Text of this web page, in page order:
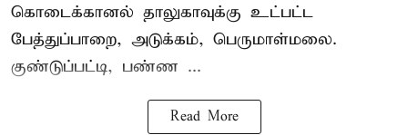
கொடைக்கானல் தாலுகாவுக்கு உட்பட்ட
பேத்துப்பாறை, அடுக்கம், பெருமாள்மலை.
குண்டுப்பட்டி, பண்ண ...
Read More